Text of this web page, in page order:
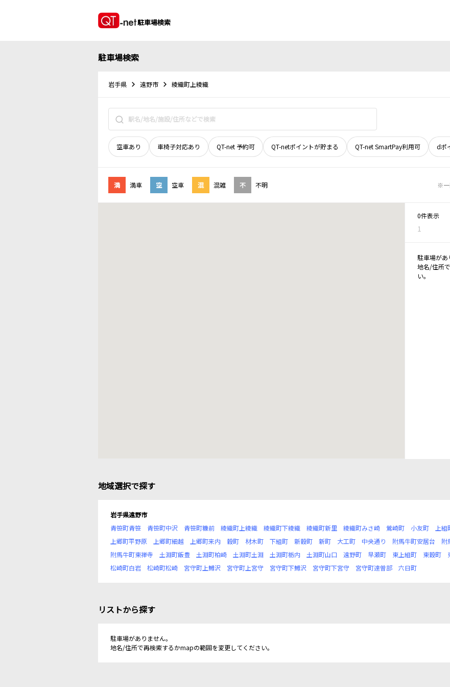
駐車場検索
駐車場検索
岩手県 遠野市 綾織町上綾織
空車あり 車椅子対応あり QT-net 予約可 QT-netポイントが貯まる QT-net SmartPay利用可 dポ
満 満車 空 空車 混 混雑 不 不明 ※一
0件表示
1
駐車場があ
地名/住所
い。
地域選択で探す
岩手県遠野市
青笹町青笹
青笹町中沢 青笹町糠前 綾織町上綾織 綾織町下綾織 綾織町新里 綾織町みさ崎 鶯崎町 小友町 上組
上郷町平野原
上郷町細越 上郷町来内 穀町 材木町 下組町 新穀町 新町 大工町 中央通り 附馬牛町安居台 附
附馬牛町東禅寺
土淵町飯豊 土淵町柏崎 土淵町土淵 土淵町栃内 土淵町山口 遠野町 早瀬町 東上組町 東穀町
松崎町白岩
松崎町松崎 宮守町上鱒沢 宮守町上宮守 宮守町下鱒沢 宮守町下宮守 宮守町達曽部 六日町
リストから探す
駐車場がありません。
地名/住所で再検索するかmapの範囲を変更してください。